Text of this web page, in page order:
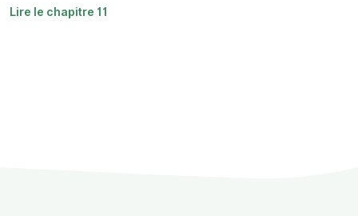
Lire le chapitre 11